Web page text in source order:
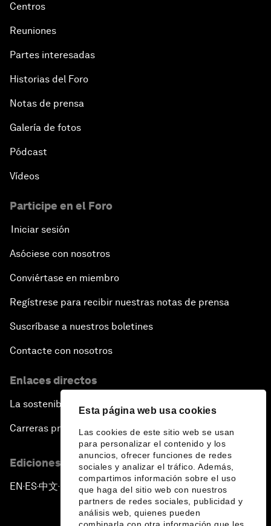
Esta página web usa cookies
Las cookies de este sitio web se usan
para personalizar el contenido y los
anuncios, ofrecer funciones de redes
sociales y analizar el tráfico. Además,
compartimos información sobre el uso
que haga del sitio web con nuestros
partners de redes sociales, publicidad y
análisis web, quienes pueden
Centros
Reuniones
Partes interesadas
Historias del Foro
Notas de prensa
Galería de fotos
Pódcast
Vídeos
Participe en el Foro
Iniciar sesión
Asóciese con nosotros
Conviértase en miembro
Regístrese para recibir nuestras notas de prensa
Suscríbase a nuestros boletines
Contacte con nosotros
Enlaces directos
La sostenibilidad en el Foro
Carreras profesionales
Ediciones en otros idiomas
EN ▪ES▪中文▪ 日本語